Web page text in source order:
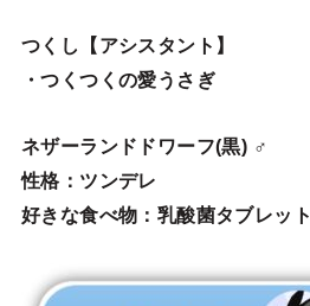
つくし【アシスタント】
・つくつくの愛うさぎ
ネザーランドドワーフ(黒) ♂
性格：ツンデレ
好きな食べ物：乳酸菌タブレット